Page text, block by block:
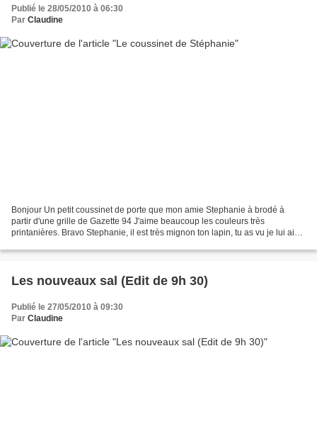
Publié le 28/05/2010 à 06:30
Par Claudine
Bonjour Un petit coussinet de porte que mon amie Stephanie à brodé à
partir d'une grille de Gazette 94 J'aime beaucoup les couleurs très
printanières. Bravo Stephanie, il est très mignon ton lapin, tu as vu je lui ai
Les nouveaux sal (Edit de 9h 30)
Publié le 27/05/2010 à 09:30
Par Claudine